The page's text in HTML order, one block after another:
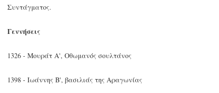
Συντάγματος.
Γεννήσεις
1326 - Μουράτ Α', Οθωμανός σουλτάνος
1398 - Ιωάννης Β', βασιλιάς της Αραγωνίας